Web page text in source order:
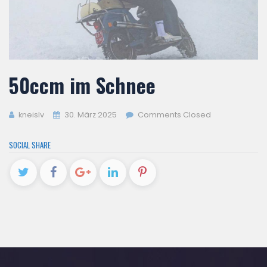
50ccm im Schnee
kneislv 30. März 2025 Comments Closed
SOCIAL SHARE